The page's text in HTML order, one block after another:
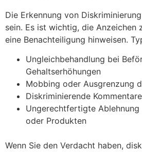
Die Erkennung von
sein. Es ist wichtig, die Anzeichen
eine Benachteiligung hinweisen.
Ungleichbehandlung bei
Gehaltserhöhungen
Mobbing oder Ausgrenzung
Diskriminierende
Ungerechtfertigte
oder Produkten
Wenn Sie den Verdacht haben,